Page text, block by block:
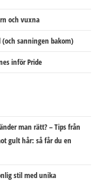
och vuxna
sanningen bakom)
inför Pride
man rätt? – Tips från
gult hår: så får du en
stil med unika